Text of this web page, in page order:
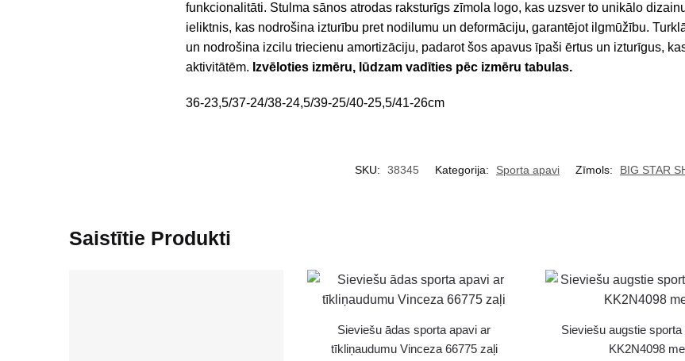
funkcionalitāti. Stulma sānos atrodas raksturīgs zīmola logo, kas uzsver to unikālo
ieliktnis, kas nodrošina izturību pret nodilumu un deformāciju, garantējot ilgmūžību.
un nodrošina izcilu triecienu amortizāciju, padarot šos apavus īpaši ērtus un izturīgus,
aktivitātēm. Izvēloties izmēru, lūdzam vadīties pēc izmēru tabulas.
36-23,5/37-24/38-24,5/39-25/40-25,5/41-26cm
SKU: 38345 Kategorija: Sporta apavi Zīmols: BIG STAR
Saistītie Produkti
Sieviešu ādas sporta apavi ar
tīkliņaudumu Vinceza 66775 zaļi
Sieviešu augstie
KK2N4098